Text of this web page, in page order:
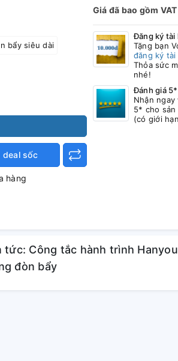
bẩy siêu dài
deal sốc
hàng
Giá đã bao gồm VAT
Đăng ký tài
Tặng bạn
đăng ký tài
Thỏa sức
nhé!
Đánh giá
Nhận
5* cho sản
(có giới
tức: Công tắc hành trình
đòn bẩy